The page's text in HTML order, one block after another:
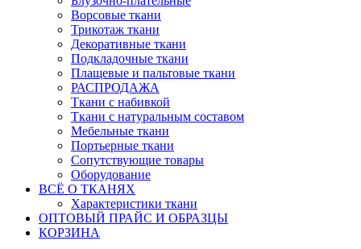
Ворсовые ткани
Трикотаж ткани
Декоративные ткани
Подкладочные ткани
Плащевые и пальтовые ткани
РАСПРОДАЖА
Ткани с набивкой
Ткани с натуральным составом
Мебельные ткани
Портьерные ткани
Сопутствующие товары
Оборудование
ВСЁ О ТКАНЯХ
Характеристики ткани
ОПТОВЫЙ ПРАЙС И ОБРАЗЦЫ
КОРЗИНА